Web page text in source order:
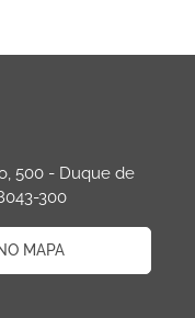
500 - Duque de
300
MAPA